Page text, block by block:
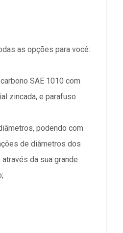
as opções para você:
SAE 1010 com
zincada, e parafuso
podendo com
de diâmetros dos
da sua grande